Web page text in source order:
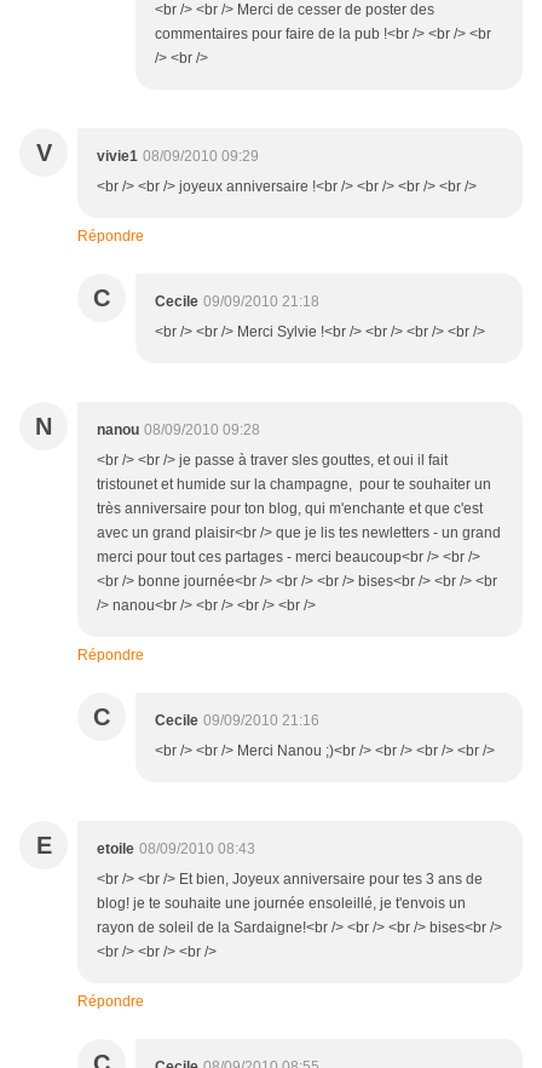
<br /> <br /> Merci de cesser de poster des
commentaires pour faire de la pub !<br /> <br /> <br
/> <br />
V vivie1 08/09/2010 09:29
<br /> <br /> joyeux anniversaire !<br /> <br /> <br /> <br />
Répondre
C Cecile 09/09/2010 21:18
<br /> <br /> Merci Sylvie !<br /> <br /> <br /> <br />
N nanou 08/09/2010 09:28
<br /> <br /> je passe à traver sles gouttes, et oui il fait
tristounet et humide sur la champagne, pour te souhaiter un
très anniversaire pour ton blog, qui m'enchante et que c'est
avec un grand plaisir<br /> que je lis tes newletters - un grand
merci pour tout ces partages - merci beaucoup<br /> <br />
<br /> bonne journée<br /> <br /> <br /> bises<br /> <br /> <br
/> nanou<br /> <br /> <br /> <br />
Répondre
C Cecile 09/09/2010 21:16
<br /> <br /> Merci Nanou ;)<br /> <br /> <br /> <br />
E etoile 08/09/2010 08:43
<br /> <br /> Et bien, Joyeux anniversaire pour tes 3 ans de
blog! je te souhaite une journée ensoleillé, je t'envois un
rayon de soleil de la Sardaigne!<br /> <br /> <br /> bises<br />
<br /> <br /> <br />
Répondre